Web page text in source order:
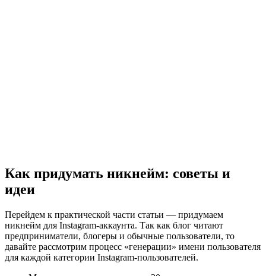
Как придумать никнейм: советы и
идеи
Перейдем к практической части статьи — придумаем
никнейм для Instagram-аккаунта. Так как блог читают
предприниматели, блогеры и обычные пользователи, то
давайте рассмотрим процесс «генерации» имени пользователя
для каждой категории Instagram-пользователей.